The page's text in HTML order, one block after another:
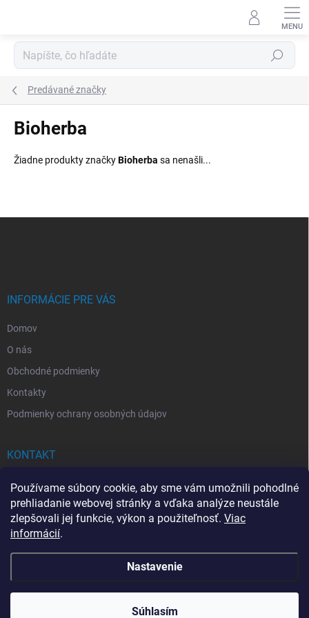
Používame súbory cookie, aby sme vám umožnili pohodlné
prehliadanie webovej stránky a vďaka analýze neustále
zlepšovali jej funkcie, výkon a použiteľnosť. Viac
informácií.
Nastavenie
Súhlasím
Hľadať
Predávané značky
Bioherba
Žiadne produkty značkyBioherba sa nenašli...
INFORMÁCIE PRE VÁS
Domov
O nás
Obchodné podmienky
Kontakty
Podmienky ochrany osobných údajov
KONTAKT
info@drogerkovo.sk
Copyright 2026Drogerkovo. Všetky práva vyhradené.Upraviť nastavenie
cookies